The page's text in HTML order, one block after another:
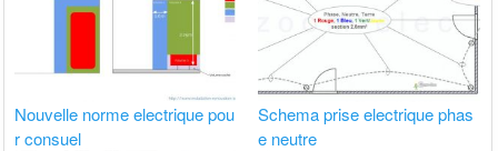
Nouvelle norme electrique pou
r consuel
Schema prise electrique phas
e neutre